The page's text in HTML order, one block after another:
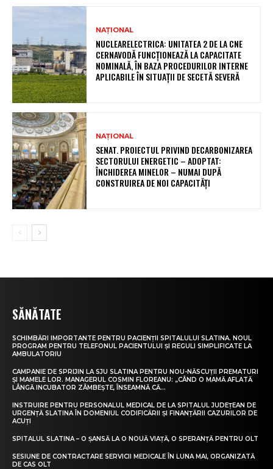
NAȚIONAL
NUCLEARELECTRICA: UNITATEA 2 DE LA CNE
CERNAVODĂ FUNCȚIONEAZĂ LA CAPACITATE
NOMINALĂ, ÎN BAZA PROCEDURILOR INTERNE
APLICABILE ÎN SITUAȚII DE SECETĂ SEVERĂ
NAȚIONAL
SENAT. PROIECTUL PRIVIND DECARBONIZAREA
SECTORULUI ENERGETIC – ADOPTAT:
ÎNCHIDEREA MINELOR – NUMAI DUPĂ
CONSTRUIREA DE NOI CAPACITĂȚI
SĂNĂTATE
SCHIMBĂRI IMPORTANTE PENTRU PACIENȚII SPITALULUI SLATINA. NOUL
PROGRAM PENTRU TELEFONUL PACIENTULUI ȘI REGULI SIMPLIFICATE LA
AMBULATORIU
CAMPANIE DE SPRIJIN LA SJU SLATINA PENTRU NOU-NĂSCUȚII PREMATURI
ȘI MAMELE LOR. MANAGERUL COSMIN FLOREANU: „CÂND O MAMĂ AFLATĂ
LÂNGĂ INCUBATOR ZÂMBEȘTE, ÎNSEAMNĂ CĂ...
INSTRUIRE PENTRU PERSONALUL MEDICAL DE LA SPITALUL JUDEȚEAN DE
URGENȚĂ SLATINA ÎN DOMENIUL CODIFICĂRII ȘI FINANȚĂRII CAZURILOR DE
ACUȚI
SPITALUL SLATINA – O ȘANSĂ LA O NOUĂ VIAȚĂ, O SPERANȚĂ PENTRU OLT
SESIUNE DE CONTRACTARE SERVICII MEDICALE ÎN LUNA MAI, ORGANIZATĂ
DE CAS OLT